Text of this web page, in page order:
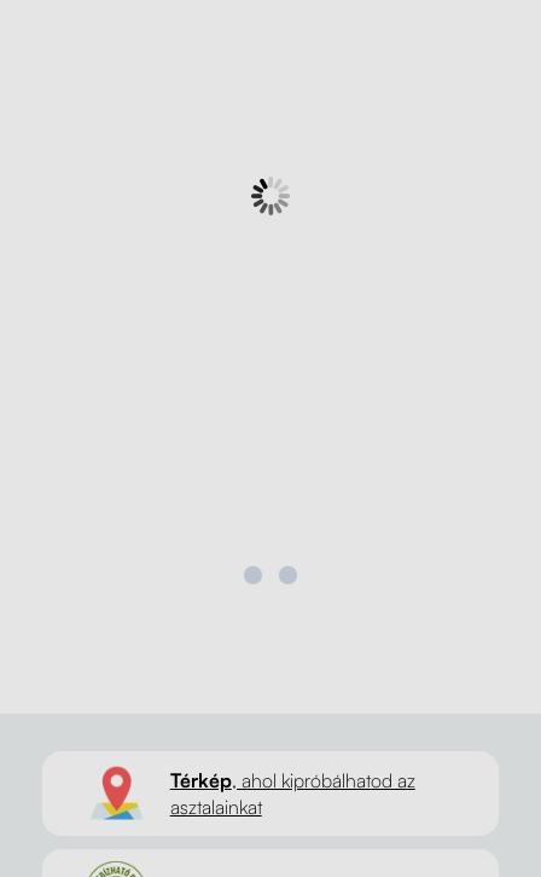
Térkép, ahol kipróbálhatod az
asztalainkat